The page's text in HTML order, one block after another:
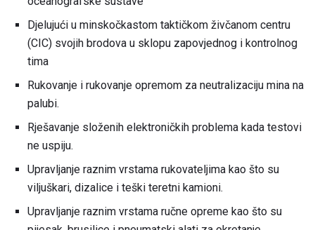
Djelujući u minskočkastom taktičkom živčanom centru
(CIC) svojih brodova u sklopu zapovjednog i kontrolnog
tima
Rukovanje i rukovanje opremom za neutralizaciju mina na
palubi.
Rješavanje složenih elektroničkih problema kada testovi
ne uspiju.
Upravljanje raznim vrstama rukovateljima kao što su
viljuškari, dizalice i teški teretni kamioni.
Upravljanje raznim vrstama ručne opreme kao što su